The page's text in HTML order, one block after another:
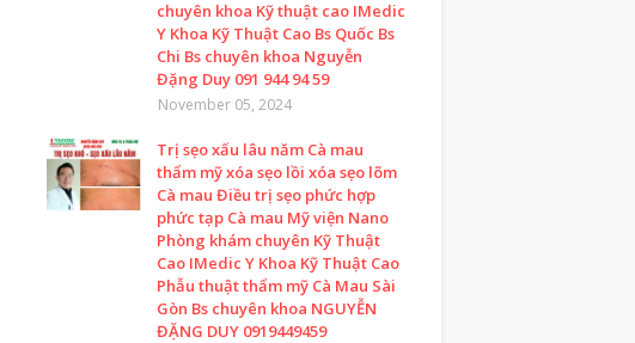
chuyên khoa Kỹ thuật cao IMedic
Y Khoa Kỹ Thuật Cao Bs Quốc Bs
Chi Bs chuyên khoa Nguyễn
Đặng Duy 091 944 94 59
November 05, 2024
Trị sẹo xấu lâu năm Cà mau
thẩm mỹ xóa sẹo lồi xóa sẹo lõm
Cà mau Điều trị sẹo phức hợp
phức tạp Cà mau Mỹ viện Nano
Phòng khám chuyên Kỹ Thuật
Cao IMedic Y Khoa Kỹ Thuật Cao
Phẫu thuật thẩm mỹ Cà Mau Sài
Gòn Bs chuyên khoa NGUYỄN
ĐẶNG DUY 0919449459